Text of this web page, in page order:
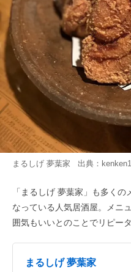
まるしげ 夢葉家 出典：
「まるしげ 夢葉家」も多く
なっている人気居酒屋。メニ
囲気もいいとのことでリピー
まるしげ 夢葉家